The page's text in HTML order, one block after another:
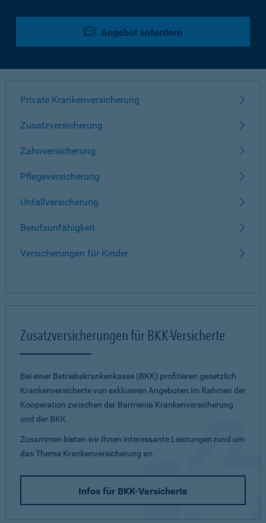
Angebot anfordern
Private Krankenversicherung
Zusatzversicherung
Zahnversicherung
Pflegeversicherung
Unfallversicherung
Berufsunfähigkeit
Versicherungen für Kinder
Zusatzversicherungen für BKK-Versicherte
Bei einer Betriebskrankenkasse (BKK) profitieren gesetzlich
Krankenversicherte von exklusiven Angeboten im Rahmen der
Kooperation zwischen der Barmenia Krankenversicherung
und der BKK.
Zusammen bieten wir Ihnen interessante Leistungen rund um
das Thema Krankenversicherung an.
Infos für BKK-Versicherte